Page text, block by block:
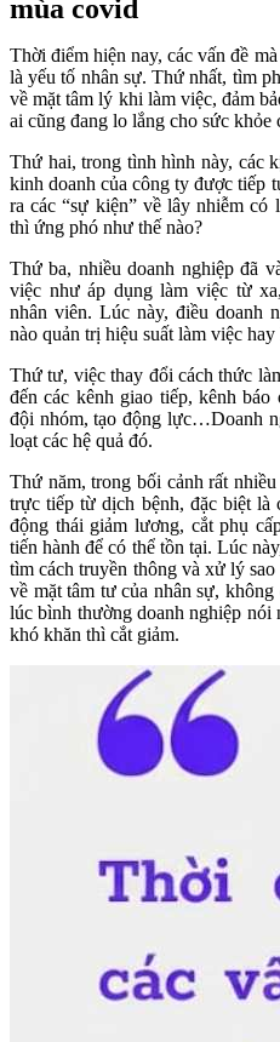
mùa covid
Thời điểm hiện nay, các vấn đề
là yếu tố nhân sự. Thứ nhất, tìm
về mặt tâm lý khi làm việc, đảm
ai cũng đang lo lắng cho sức khỏe
Thứ hai, trong tình hình này, các
kinh doanh của công ty được tiếp
ra các “sự kiện” về lây nhiễm có
thì ứng phó như thế nào?
Thứ ba, nhiều doanh nghiệp đã
việc như áp dụng làm việc từ
nhân viên. Lúc này, điều doanh
nào quản trị hiệu suất làm việc
Thứ tư, việc thay đổi cách thức
đến các kênh giao tiếp, kênh
đội nhóm, tạo động lực…Doanh
loạt các hệ quả đó.
Thứ năm, trong bối cảnh rất
trực tiếp từ dịch bệnh, đặc biệt là
động thái giảm lương, cắt phụ
tiến hành để có thể tồn tại. Lúc
tìm cách truyền thông và xử lý
về mặt tâm tư của nhân sự,
lúc bình thường doanh nghiệp nói
khó khăn thì cắt giảm.